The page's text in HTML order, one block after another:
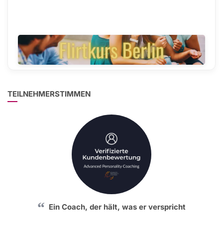
TEILNEHMERSTIMMEN
Ein Coach, der hält, was er verspricht